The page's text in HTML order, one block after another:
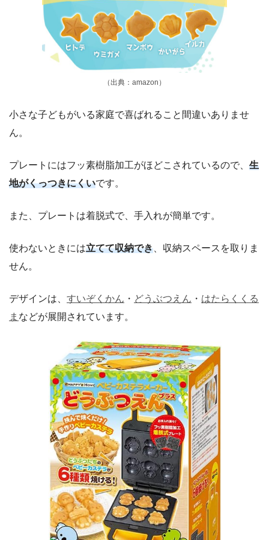
（出典：amazon）
小さな子どもがいる家庭で喜ばれること間違いありませ
ん。
プレートにはフッ素樹脂加工がほどこされているので、 生
地がくっつきにくいです。
また、プレートは着脱式で、手入れが簡単です。
使わないときには立てて収納でき 、収納スペースを取りま
せん。
デザインは、 すいぞくかん ・ どうぶつえん ・ はたらくくる
ま などが展開されています。